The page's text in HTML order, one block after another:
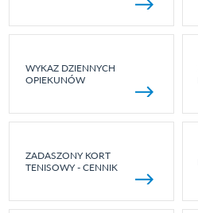
WYKAZ DZIENNYCH
OPIEKUNÓW
ZADASZONY KORT
TENISOWY - CENNIK